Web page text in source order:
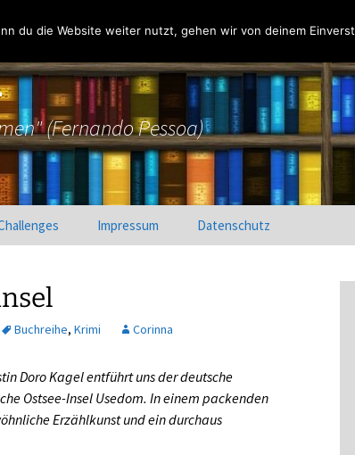
(Fernando Pessoa)
Impressum Datenschutz
Buchreihe, Krimi Corinna
Doro Kagel entführt uns der deutsche
Ostsee-Insel Usedom. In einem packenden
Erzählkunst und ein durchaus
du die Website weiter nutzt, gehen wir von deinem